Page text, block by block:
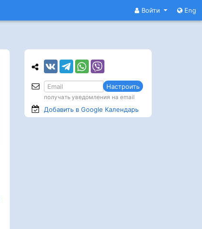
Войти Eng
Настроить
получать уведомления на email
Добавить в Google Календарь